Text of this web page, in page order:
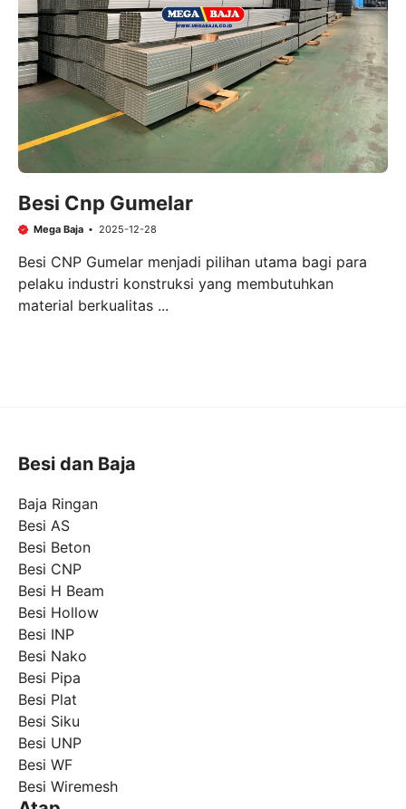
Besi Cnp Gumelar
Mega Baja 2025-12-28
Besi CNP Gumelar menjadi pilihan utama bagi para
pelaku industri konstruksi yang membutuhkan
material berkualitas ...
Besi dan Baja
Baja Ringan
Besi AS
Besi Beton
Besi CNP
Besi H Beam
Besi Hollow
Besi INP
Besi Nako
Besi Pipa
Besi Plat
Besi Siku
Besi UNP
Besi WF
Besi Wiremesh